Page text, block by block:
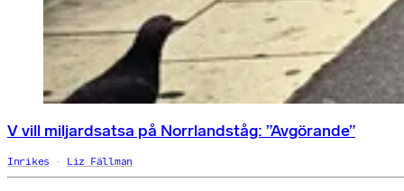
V vill miljardsatsa på Norrlandståg: ”Avgörande”
Inrikes Liz Fällman